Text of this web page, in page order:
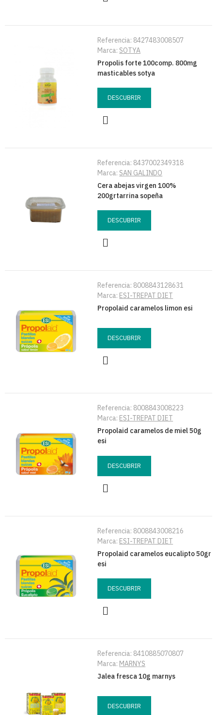
Referencia: 8427483008507
Marca: SOTYA
Propolis forte 100comp. 800mg
masticables sotya
DESCUBRIR
Referencia: 8437002349318
Marca: SAN GALINDO
Cera abejas virgen 100%
200grtarrina sopeña
DESCUBRIR
Referencia: 8008843128631
Marca: ESI-TREPAT DIET
Propolaid caramelos limon esi
DESCUBRIR
Referencia: 8008843008223
Marca: ESI-TREPAT DIET
Propolaid caramelos de miel 50g
esi
DESCUBRIR
Referencia: 8008843008216
Marca: ESI-TREPAT DIET
Propolaid caramelos eucalipto 50gr
esi
DESCUBRIR
Referencia: 8410885070807
Marca: MARNYS
Jalea fresca 10g marnys
DESCUBRIR